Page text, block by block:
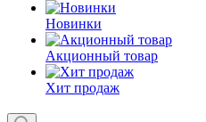
Новинки
Акционный товар
Хит продаж